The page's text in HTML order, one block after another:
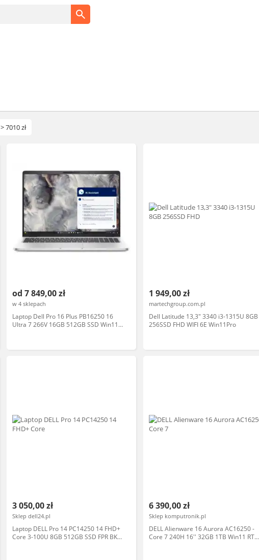
> 7010 zł
od 7 849,00 zł
w 4 sklepach
Laptop Dell Pro 16 Plus PB16250 16
Ultra 7 266V 16GB 512GB SSD Win11
1 949,00 zł
martechgroup.com.pl
Dell Latitude 13,3" 3340 i3-1315U 8GB
256SSD FHD WIFI 6E Win11Pro
3 050,00 zł
Sklep dell24.pl
Laptop DELL Pro 14 PC14250 14 FHD+
Core 3-100U 8GB 512GB SSD FPR BK
6 390,00 zł
Sklep komputronik.pl
DELL Alienware 16 Aurora AC16250 -
Core 7 240H 16'' 32GB 1TB Win11 RTX